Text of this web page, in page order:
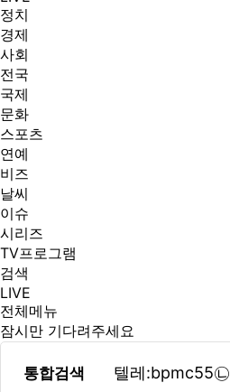
정치
경제
사회
전국
국제
문화
스포츠
연예
비즈
날씨
이슈
시리즈
TV프로그램
검색
LIVE
전체메뉴
잠시만 기다려주세요
통합검색